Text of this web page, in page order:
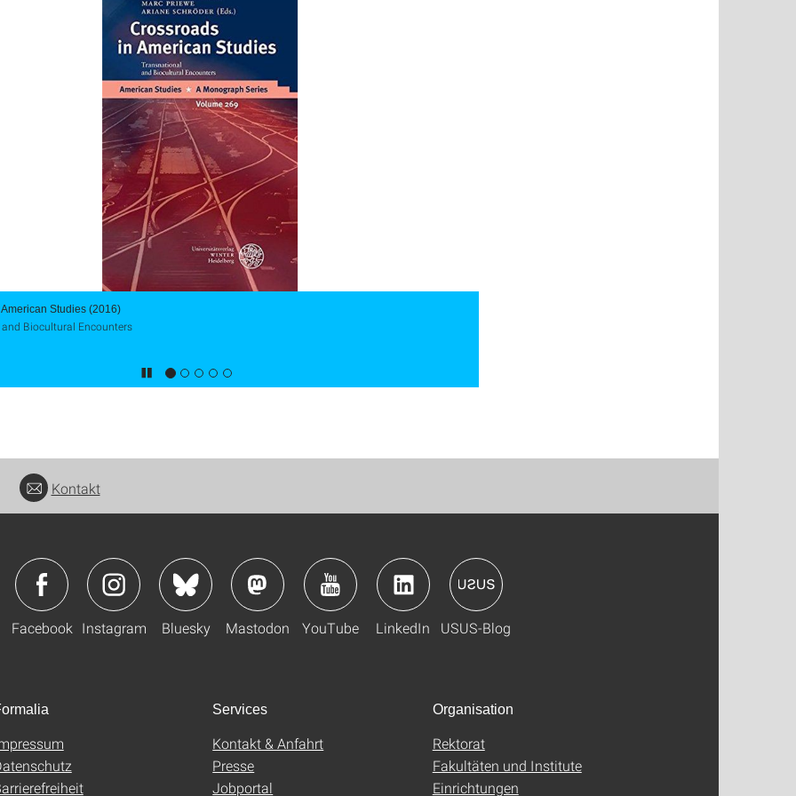
Studies (2016)
Biocultural Encounters
Kontakt
Facebook Instagram Bluesky Mastodon YouTube LinkedIn USUS-Blog
Services
Kontakt & Anfahrt
Presse
Jobportal
Organisation
Rektorat
Fakultäten und Institute
Einrichtungen